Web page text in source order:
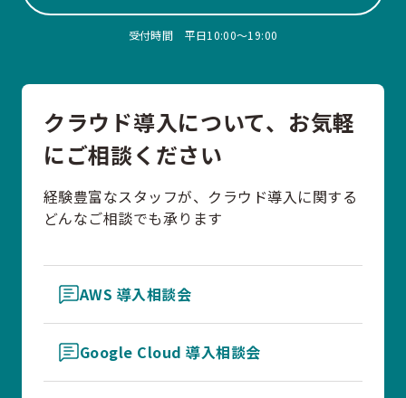
受付時間 平日10:00〜19:00
クラウド導入について、お気軽
にご相談ください
経験豊富なスタッフが、クラウド導入に関する
どんなご相談でも承ります
AWS 導入相談会
Google Cloud 導入相談会